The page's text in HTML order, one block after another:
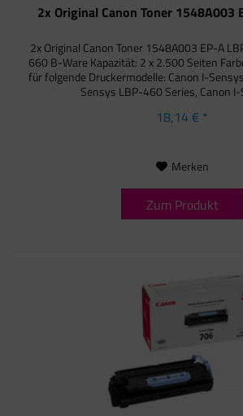
2x Original Canon Toner 1548A003
2x Original Canon Toner 1548A003 EP-A
660 B-Ware Kapazität: 2 x 2.500 Seiten
für folgende Druckermodelle: Canon I-
Sensys LBP-460 Series, Canon
18,14 € *
Merken
Zum Produkt